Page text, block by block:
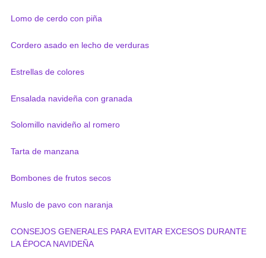
Lomo de cerdo con piña
Cordero asado en lecho de verduras
Estrellas de colores
Ensalada navideña con granada
Solomillo navideño al romero
Tarta de manzana
Bombones de frutos secos
Muslo de pavo con naranja
CONSEJOS GENERALES PARA EVITAR EXCESOS DURANTE
LA ÉPOCA NAVIDEÑA